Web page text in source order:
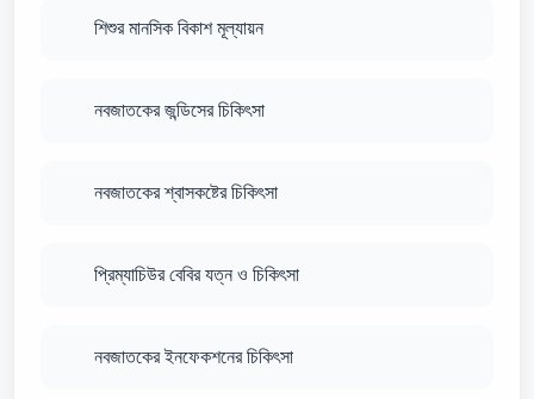
শিশুর মানসিক বিকাশ মূল্যায়ন
নবজাতকের জন্ডিসের চিকিৎসা
নবজাতকের শ্বাসকষ্টের চিকিৎসা
প্রিম্যাচিউর বেবির যত্ন ও চিকিৎসা
নবজাতকের ইনফেকশনের চিকিৎসা